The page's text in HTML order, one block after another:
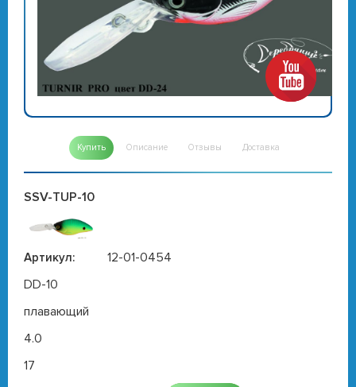
Купить Описание Отзывы Доставка
SSV-TUP-10
Артикул:
12-01-0454
DD-10
плавающий
4.0
17